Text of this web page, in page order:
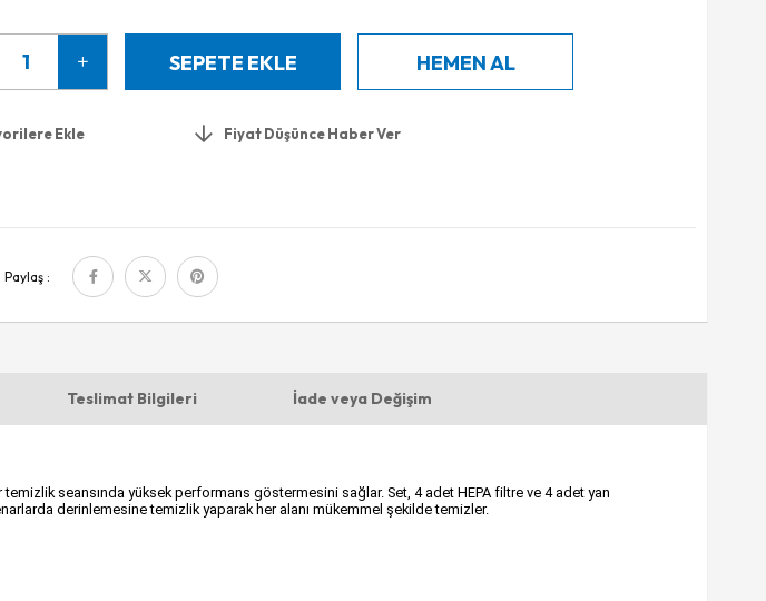
Ekle Fiyat Düşünce Haber Ver
:
Teslimat Bilgileri İade veya Değişim
seansında yüksek performans göstermesini sağlar. Set, 4 adet HEPA filtre ve 4 adet yan
derinlemesine temizlik yaparak her alanı mükemmel şekilde temizler.